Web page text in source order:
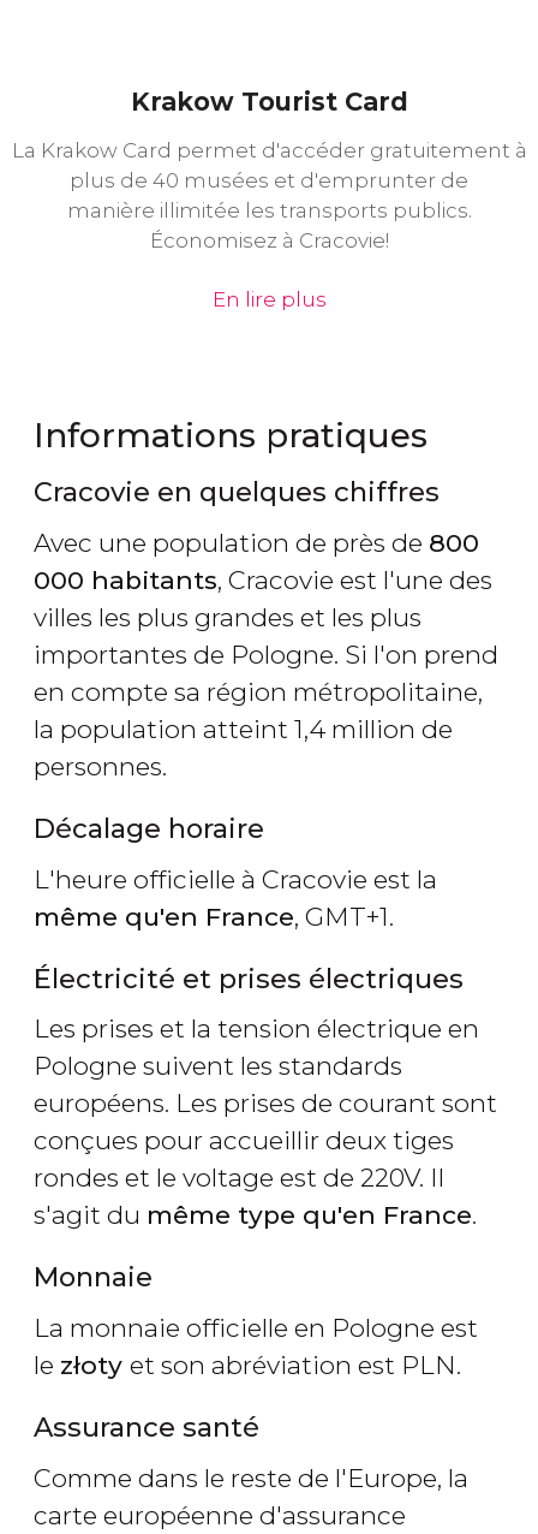
Krakow Tourist Card
La Krakow Card permet d'accéder gratuitement à
plus de 40 musées et d'emprunter de
manière illimitée les transports publics.
Économisez à Cracovie!
En lire plus
Informations pratiques
Cracovie en quelques chiffres
Avec une population de près de 800
000 habitants, Cracovie est l'une des
villes les plus grandes et les plus
importantes de Pologne. Si l'on prend
en compte sa région métropolitaine,
la population atteint 1,4 million de
personnes.
Décalage horaire
L'heure officielle à Cracovie est la
même qu'en France, GMT+1.
Électricité et prises électriques
Les prises et la tension électrique en
Pologne suivent les standards
européens. Les prises de courant sont
conçues pour accueillir deux tiges
rondes et le voltage est de 220V. Il
s'agit du même type qu'en France.
Monnaie
La monnaie officielle en Pologne est
le złoty et son abréviation est PLN.
Assurance santé
Comme dans le reste de l'Europe, la
carte européenne d'assurance